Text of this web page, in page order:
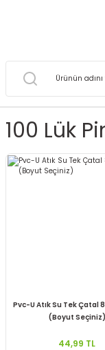
100 Lük
Pvc-U Atık Su Tek Çatal
(Boyut Seçiniz)
44,99 TL